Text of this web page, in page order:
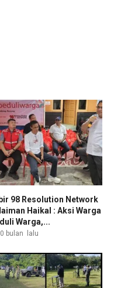
98 Resolution Network
Haikal : Aksi Warga
Warga,...
bulan lalu